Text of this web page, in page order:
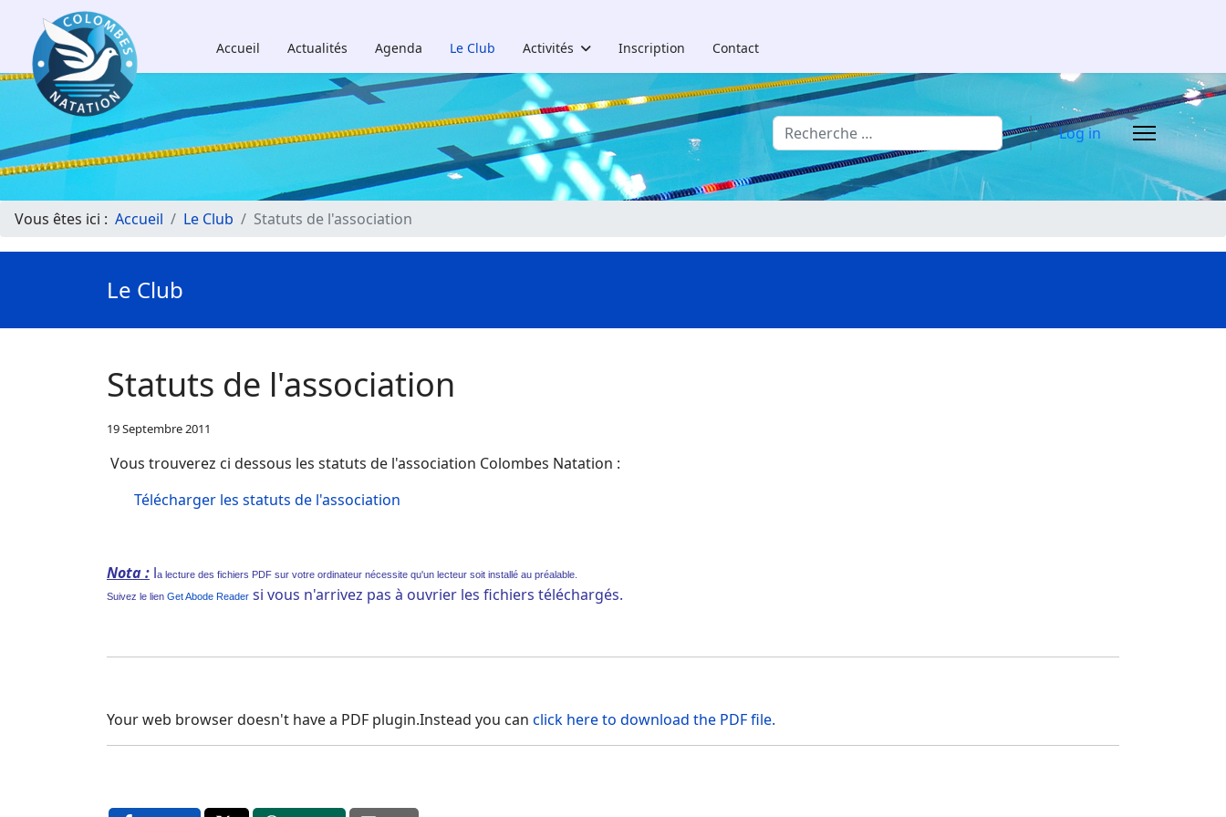
Accueil Actualités Agenda Le Club Activités Inscription Contact
Rechercher Log in
Vous êtes ici : Accueil Le Club Statuts de l'association
Le Club
Statuts de l'association
19 Septembre 2011
Vous trouverez ci dessous les statuts de l'association Colombes Natation :
Télécharger les statuts de l'association
Nota : la lecture des fichiers PDF sur votre ordinateur nécessite qu'un lecteur soit installé au préalable.
Suivez le lien Get Abode Reader si vous n'arrivez pas à ouvrier les fichiers téléchargés.
Your web browser doesn't have a PDF plugin.Instead you can click here to download the PDF file.